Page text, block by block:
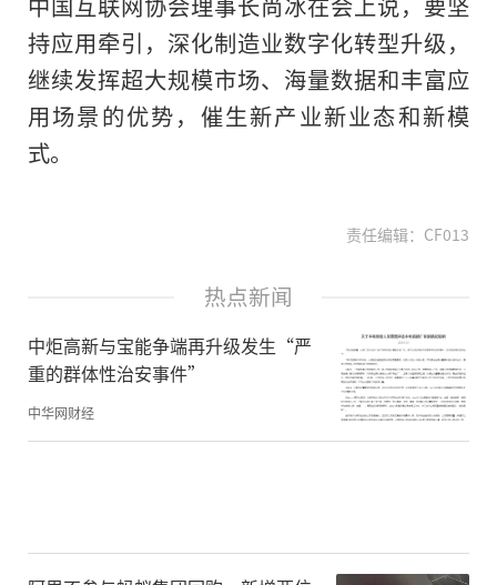
持应用牵引，深化制造业数字化转型升级，
继续发挥超大规模市场、海量数据和丰富应
用场景的优势，催生新产业新业态和新模
式。
责任编辑：CF013
热点新闻
中炬高新与宝能争端再升级发生“严
重的群体性治安事件”
中华网财经